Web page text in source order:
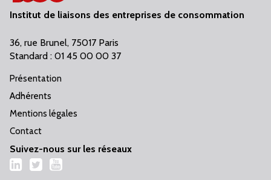
Institut de liaisons des entreprises de consommation
36, rue Brunel, 75017 Paris
Standard : 01 45 00 00 37
Présentation
Adhérents
Mentions légales
Contact
Suivez-nous sur les réseaux
LinkedIn
TwitterYouTube